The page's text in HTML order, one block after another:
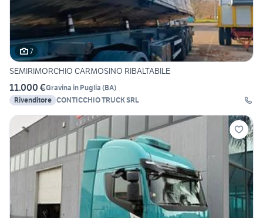
7
SEMIRIMORCHIO CARMOSINO RIBALTABILE
11.000 €Gravina in Puglia (BA)
Rivenditore CONTICCHIO TRUCK SRL